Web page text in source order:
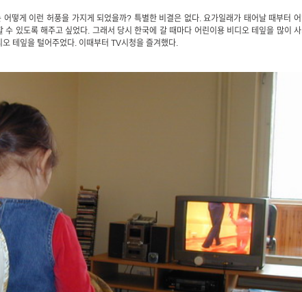
떻게 이런 허풍을 가지게 되었을까? 특별한 비결은 없다. 요가일래가 태어날 때부터
수 있도록 해주고 싶었다. 그래서 당시 한국에 갈 때마다 어린이용 비디오 테잎을 많이
테잎을 털어주었다. 이때부터 TV시청을 즐겨했다.